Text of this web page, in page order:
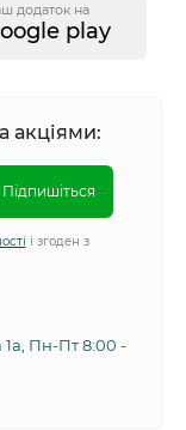
додаток на
play
акціями:
Підпишіться
і згоден з
1а, Пн-Пт 8:00 -